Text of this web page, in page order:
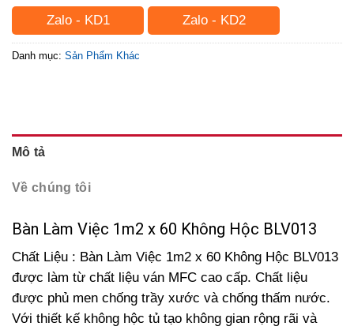
Zalo - KD1 Zalo - KD2
Danh mục: Sản Phẩm Khác
Mô tả
Về chúng tôi
Bàn Làm Việc 1m2 x 60 Không Hộc BLV013
Chất Liệu : Bàn Làm Việc 1m2 x 60 Không Hộc BLV013
được làm từ chất liệu ván MFC cao cấp. Chất liệu
được phủ men chống trầy xước và chống thấm nước.
Với thiết kế không hộc tủ tạo không gian rộng rãi và